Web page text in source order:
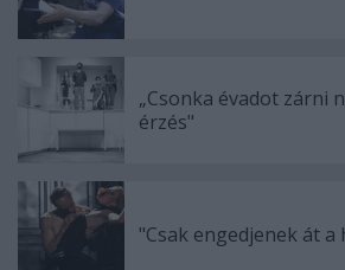
„Csonka évadot zárni
érzés"
"Csak engedjenek át